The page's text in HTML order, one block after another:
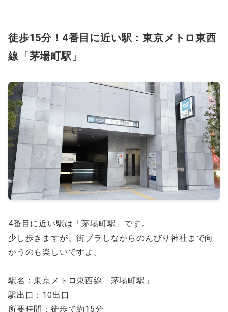
徒歩15分！4番目に近い駅：東京メトロ東西
線「茅場町駅」
4番目に近い駅は「茅場町駅」です。
少し歩きますが、街ブラしながらのんびり神社まで向
かうのも楽しいですよ。
駅名：東京メトロ東西線「茅場町駅」
駅出口：10出口
所要時間：徒歩で約15分